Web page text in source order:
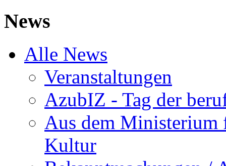
News
Alle News
Veranstaltungen
AzubIZ - Tag der
Aus dem Ministerium
Kultur